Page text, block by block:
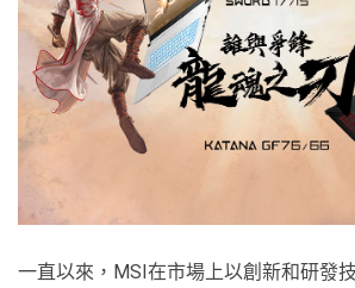
一直以來，MSI在市場上以創新和研發